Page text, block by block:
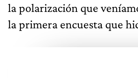
la polarización que
la primera encuesta que